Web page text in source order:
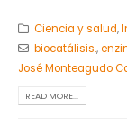
Ciencia y salud,
biocatálisis.,
José Monteagudo
READ MORE...